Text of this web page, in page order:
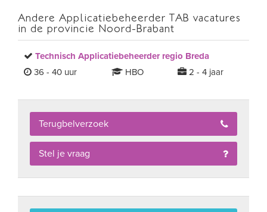
Andere Applicatiebeheerder TAB vacatures
in de provincie Noord-Brabant
Technisch Applicatiebeheerder regio Breda
36 - 40 uur
HBO 2 - 4 jaar
Terugbelverzoek
Stel je vraag